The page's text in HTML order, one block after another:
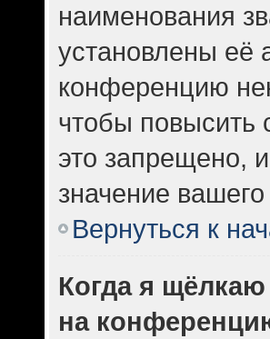
наименования
установлены её
конференцию
чтобы повысить
это запрещено,
значение
Вернуться к
Когда я
на